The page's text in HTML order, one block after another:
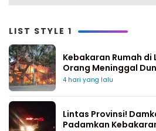
LIST STYLE 1
Kebakaran Rumah di
Orang Meninggal
4 hari yang lalu
Lintas Provinsi!
Padamkan